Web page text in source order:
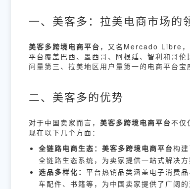
一、美客多：拉美电商市场的
美客多跨境电商平台 ，又名Mercado Libre，
平台覆盖巴西、墨西哥、阿根廷、智利和哥
问量第三、拉美地区用户量第一的电商平台
二、美客多的优势
对于中国卖家而言， 美客多跨境电商平台不仅
现在以下几个方面：
全链路电商生态： 美客多跨境电商平台构
全链路生态系统，为卖家提供一站式解决
选品多样化： 平台热销品类涵盖电子消费
车配件、书籍等，为中国卖家提供了广阔的